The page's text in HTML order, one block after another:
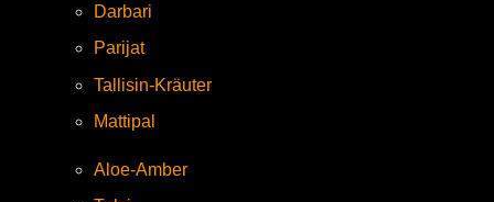
Darbari
Parijat
Tallisin-Kräuter
Mattipal
Aloe-Amber